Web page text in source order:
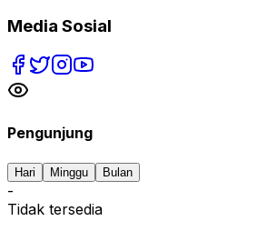
Media Sosial
Pengunjung
Hari Minggu Bulan
-
Tidak tersedia